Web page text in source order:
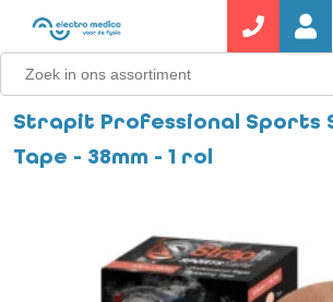
Strapit Professional Sports
Tape - 38mm - 1 rol